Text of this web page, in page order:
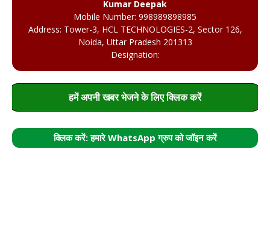
Kumar Deepak
Mobile Number: 998989898985
Address: Tower-3, HCL TECHNOLOGIES-2, Sector 126,
Noida, Uttar Pradesh 201313
Designation:
हमें अपनी खबर भेजने के लिए क्लिक करें
क्लिक करें: हमारे WhatsApp ग्रुप को जॉइन करें